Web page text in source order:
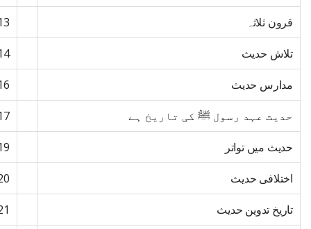
قرون ثلاثہ
تلاش حدیث
مدارس حدیث
حدیث عہد رسول ﷺ کی تاریخ ہے
حدیث میں تواتر
اختلافی حدیث
تاریخ تدوین حدیث